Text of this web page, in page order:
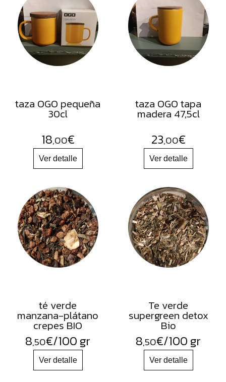
FRUTOS
SECOS
SAL
HIERBAS
HARINAS
FLORES
PRODUCTOS
ACCESORIOS
ALIMENTOS
DESHIDRATADOS
taza OGO pequeña
30cl
18,00€
taza OGO tapa
madera 47,5cl
23,00€
té verde
manzana-plátano
crepes BIO
8,50€/100 gr
Te verde
supergreen detox
Bio
8,50€/100 gr